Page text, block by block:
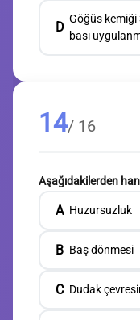
D
Göğüs kemiği
bası
14/ 16
Aşağıdakilerden
A Huzursuzluk
B Baş dönmesi
C Dudak